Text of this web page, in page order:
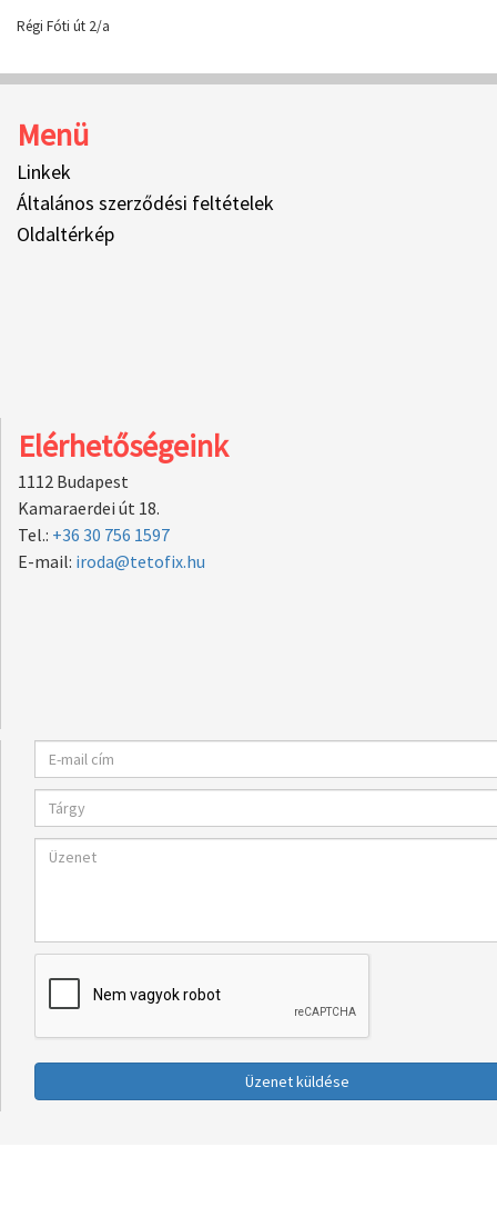
Régi Fóti út 2/a
Menü
Linkek
Általános szerződési feltételek
Oldaltérkép
Elérhetőségeink
1112 Budapest
Kamaraerdei út 18.
Tel.: +36 30 756 1597
E-mail: iroda@tetofix.hu